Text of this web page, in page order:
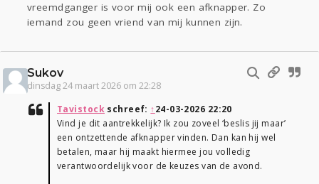
vreemdganger is voor mij ook een afknapper. Zo
iemand zou geen vriend van mij kunnen zijn.
Sukov
dinsdag 24 maart 2026 om 22:28
Tavistockschreef: ↑24-03-2026 22:20
Vind je dit aantrekkelijk? Ik zou zoveel ‘beslis jij maar’
een ontzettende afknapper vinden. Dan kan hij wel
betalen, maar hij maakt hiermee jou volledig
verantwoordelijk voor de keuzes van de avond.